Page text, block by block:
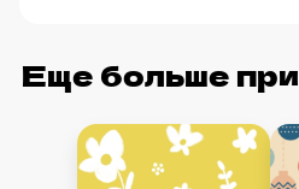
Еще больше